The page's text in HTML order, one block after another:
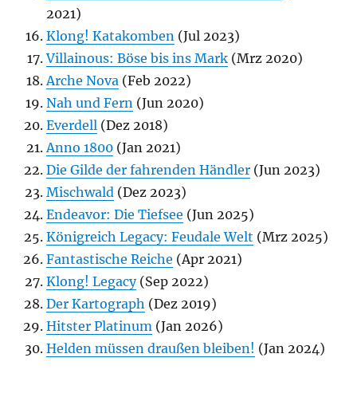
2021)
Klong! Katakomben (Jul 2023)
Villainous: Böse bis ins Mark (Mrz 2020)
Arche Nova (Feb 2022)
Nah und Fern (Jun 2020)
Everdell (Dez 2018)
Anno 1800 (Jan 2021)
Die Gilde der fahrenden Händler (Jun 2023)
Mischwald (Dez 2023)
Endeavor: Die Tiefsee (Jun 2025)
Königreich Legacy: Feudale Welt (Mrz 2025)
Fantastische Reiche (Apr 2021)
Klong! Legacy(Sep 2022)
Der Kartograph (Dez 2019)
Hitster Platinum (Jan 2026)
Helden müssen draußen bleiben! (Jan 2024)